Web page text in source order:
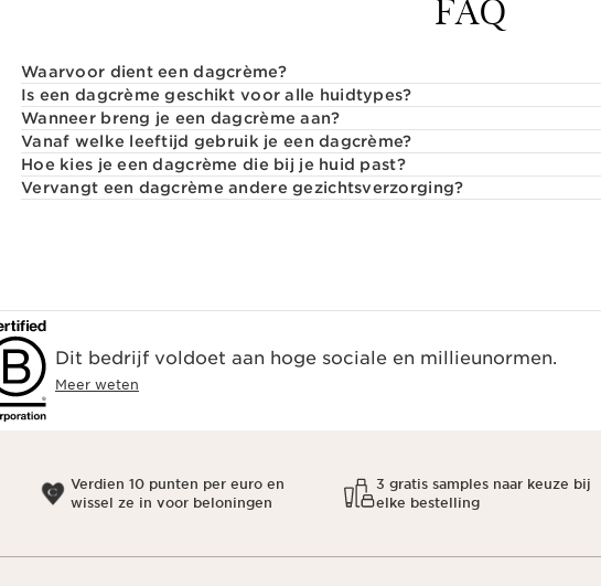
Waarvoor dient een dagcrème?
Is een dagcrème geschikt voor alle huidtypes?
Wanneer breng je een dagcrème aan?
Vanaf welke leeftijd gebruik je een dagcrème?
Hoe kies je een dagcrème die bij je huid past?
Vervangt een dagcrème andere gezichtsverzorging?
Dit bedrijf voldoet aan hoge sociale en millieunormen.
Meer weten
Verdien 10 punten per euro en
wissel ze in voor beloningen
3 gratis samples naar keuze bij
elke bestelling